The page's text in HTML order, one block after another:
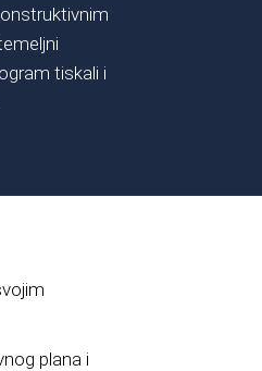
tiskali i
plana i